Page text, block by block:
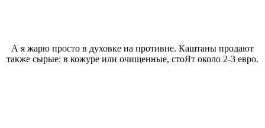
А я жарю просто в духовке на противне. Каштаны продают
также сырые: в кожуре или очищенные, стоЯт около 2-3 евро.